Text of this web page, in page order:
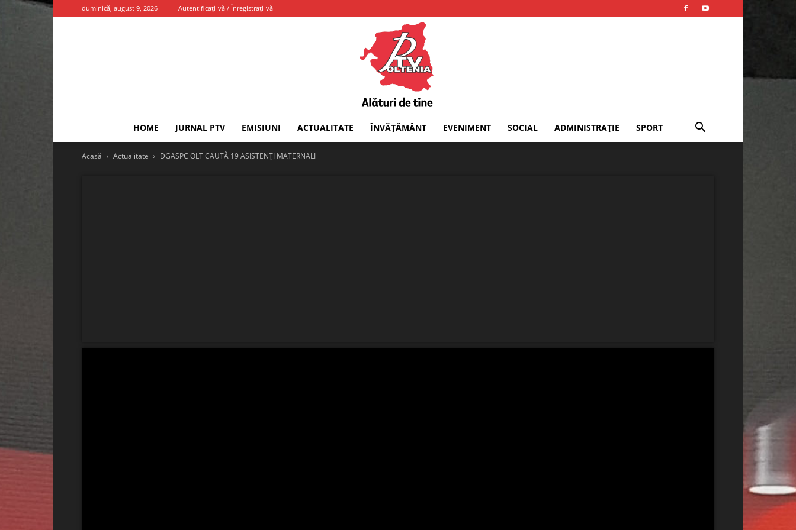
duminică, august 9, 2026 Autentificați-vă / Înregistrați-vă
HOME JURNAL PTV EMISIUNI ACTUALITATE ÎNVĂȚĂMÂNT EVENIMENT SOCIAL ADMINISTRAȚIE SPORT
Acasă Actualitate DGASPC OLT CAUTĂ 19 ASISTENȚI MATERNALI